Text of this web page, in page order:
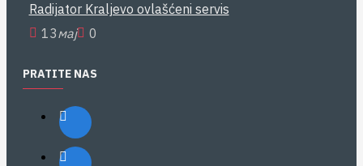
Radijator Kraljevo ovlašćeni servis
13мај 0
PRATITE NAS